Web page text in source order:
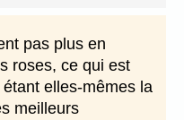
pas plus en
roses, ce qui est
elles-mêmes la
meilleurs